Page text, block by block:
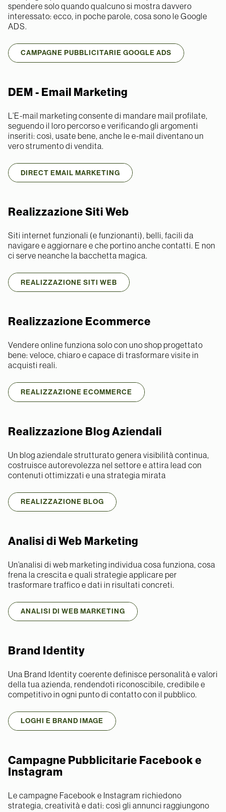
spendere solo quando qualcuno si mostra davvero
interessato: ecco, in poche parole, cosa sono le Google
ADS.
CAMPAGNE PUBBLICITARIE GOOGLE ADS
DEM - Email Marketing
L’E-mail marketing consente di mandare mail profilate,
seguendo il loro percorso e verificando gli argomenti
inseriti: così, usate bene, anche le e-mail diventano un
vero strumento di vendita.
DIRECT EMAIL MARKETING
Realizzazione Siti Web
Siti internet funzionali (e funzionanti), belli, facili da
navigare e aggiornare e che portino anche contatti. E non
ci serve neanche la bacchetta magica.
REALIZZAZIONE SITI WEB
Realizzazione Ecommerce
Vendere online funziona solo con uno shop progettato
bene: veloce, chiaro e capace di trasformare visite in
acquisti reali.
REALIZZAZIONE ECOMMERCE
Realizzazione Blog Aziendali
Un blog aziendale strutturato genera visibilità continua,
costruisce autorevolezza nel settore e attira lead con
contenuti ottimizzati e una strategia mirata
REALIZZAZIONE BLOG
Analisi di Web Marketing
Un’analisi di web marketing individua cosa funziona, cosa
frena la crescita e quali strategie applicare per
trasformare traffico e dati in risultati concreti.
ANALISI DI WEB MARKETING
Brand Identity
Una Brand Identity coerente definisce personalità e valori
della tua azienda, rendendoti riconoscibile, credibile e
competitivo in ogni punto di contatto con il pubblico.
LOGHI E BRAND IMAGE
Campagne Pubblicitarie Facebook e
Instagram
Le campagne Facebook e Instagram richiedono
strategia, creatività e dati: così gli annunci raggiungono